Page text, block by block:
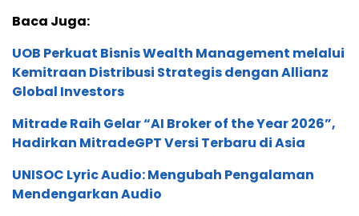
Baca Juga:
UOB Perkuat Bisnis Wealth Management melalui
Kemitraan Distribusi Strategis dengan Allianz
Global Investors
Mitrade Raih Gelar “AI Broker of the Year 2026”,
Hadirkan MitradeGPT Versi Terbaru di Asia
UNISOC Lyric Audio: Mengubah Pengalaman
Mendengarkan Audio